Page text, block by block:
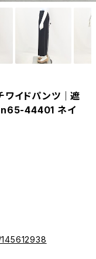
ワイドパンツ｜遮
n65-44401 ネイ